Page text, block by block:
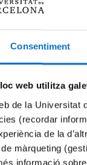
Consentiment
web utilitza
de la Universitat
(recordar
de la
màrqueting
informació
al B2!